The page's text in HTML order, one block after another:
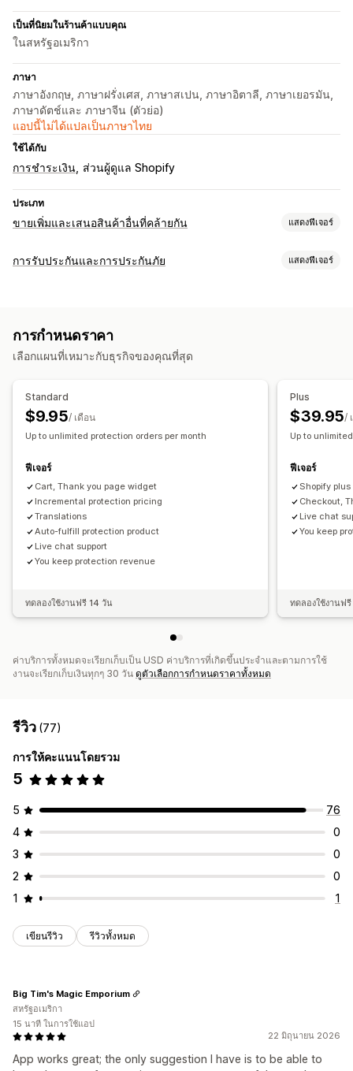
เป็นที่นิยมในร้านค้าแบบคุณ
ในสหรัฐอเมริกา
ภาษา
ภาษาอังกฤษ, ภาษาฝรั่งเศส, ภาษาสเปน, ภาษาอิตาลี, ภาษาเยอรมัน,
ภาษาดัตช์และ ภาษาจีน (ตัวย่อ)
แอปนี้ไม่ได้แปลเป็นภาษาไทย
ใช้ได้กับ
การชำระเงิน ส่วนผู้ดูแล Shopify
ประเภท
ขายเพิ่มและเสนอสินค้าอื่นที่คล้ายกัน แสดงฟีเจอร์
การปรับแต่ง
กฎที่กำหนดเอง
การรับประกัน
ส่วนเสริมสินค้า
การวิเคราะห์
อัตราคอนเวอร์ชัน
คำแนะนำในการเพิ่มประสิทธิภาพ
การรับประกันและการประกันภัย แสดงฟีเจอร์
การกำหนดราคาแบบคงที่
ประสบการณ์แบบเลือกใช้
วิดเจ็ตที่กำหนดเอง
การจัดการข้อเรียกร้อง
การกำหนดราคา
เลือกแผนที่เหมาะกับธุรกิจของคุณที่สุด
Standard
$9.95/ เดือน
Up to unlimited protection orders per month
ฟีเจอร์
Cart, Thank you page widget
Incremental protection pricing
Translations
Auto-fulfill protection product
Live chat support
You keep protection revenue
ทดลองใช้งานฟรี 14 วัน
Plus
$39.95/
Up to
ฟีเจอร์
Shopify plus
Checkout,
Live chat
You keep
ทดลองใช้งานฟ
ค่าบริการทั้งหมดจะเรียกเก็บเป็น USD ค่าบริการที่เกิดขึ้นประจำและตามการใช้
งานจะเรียกเก็บเงินทุกๆ 30 วัน ดูตัวเลือกการกำหนดราคาทั้งหมด
รีวิว (77)
การให้คะแนนโดยรวม
5
5
76
4
0
3
0
2
0
1
1
เขียนรีวิว รีวิวทั้งหมด
22 มิถุนายน 2026
App works great; the only suggestion I have is to be able to
Big Tim's Magic Emporium
สหรัฐอเมริกา
15 นาที ในการใช้แอป